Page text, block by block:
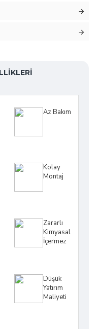
Az Bakım
Kolay
Montaj
Zararlı
Kimyasal
İçermez
Düşük
Yatırım
Maliyeti